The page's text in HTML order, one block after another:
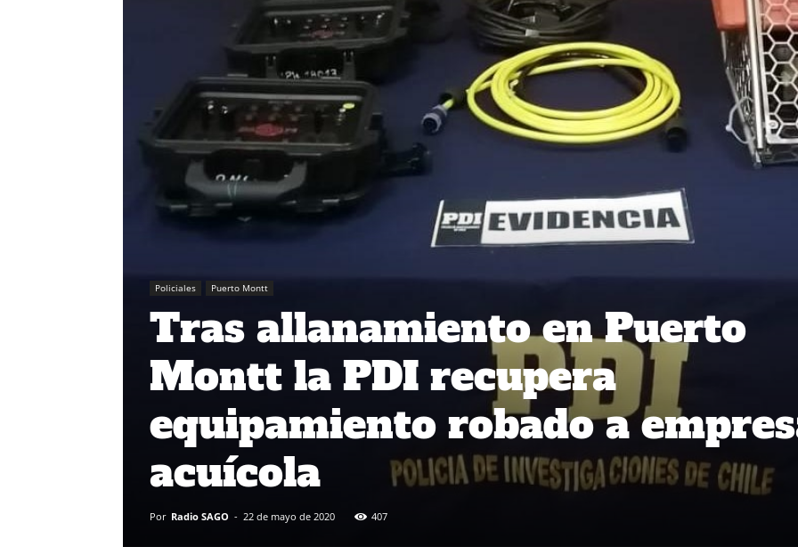
Policiales Puerto Montt
Tras allanamiento en Puerto
Montt la PDI recupera
equipamiento robado a
acuícola
Por Radio SAGO - 22 de mayo de 2020 407